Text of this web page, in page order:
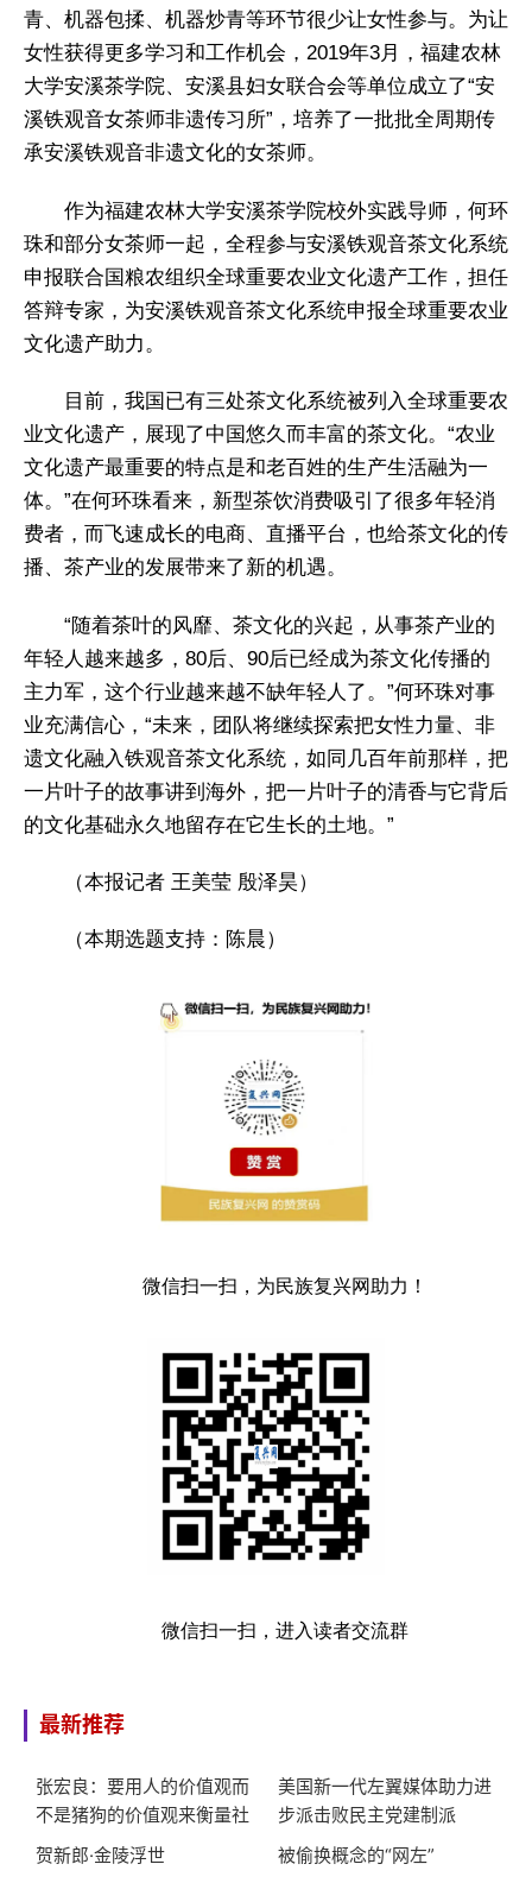
青、机器包揉、机器炒青等环节很少让女性参与。为让
女性获得更多学习和工作机会，2019年3月，福建农林
大学安溪茶学院、安溪县妇女联合会等单位成立了“安
溪铁观音女茶师非遗传习所”，培养了一批批全周期传
承安溪铁观音非遗文化的女茶师。
作为福建农林大学安溪茶学院校外实践导师，何环
珠和部分女茶师一起，全程参与安溪铁观音茶文化系统
申报联合国粮农组织全球重要农业文化遗产工作，担任
答辩专家，为安溪铁观音茶文化系统申报全球重要农业
文化遗产助力。
目前，我国已有三处茶文化系统被列入全球重要农
业文化遗产，展现了中国悠久而丰富的茶文化。“农业
文化遗产最重要的特点是和老百姓的生产生活融为一
体。”在何环珠看来，新型茶饮消费吸引了很多年轻消
费者，而飞速成长的电商、直播平台，也给茶文化的传
播、茶产业的发展带来了新的机遇。
“随着茶叶的风靡、茶文化的兴起，从事茶产业的
年轻人越来越多，80后、90后已经成为茶文化传播的
主力军，这个行业越来越不缺年轻人了。”何环珠对事
业充满信心，“未来，团队将继续探索把女性力量、非
遗文化融入铁观音茶文化系统，如同几百年前那样，把
一片叶子的故事讲到海外，把一片叶子的清香与它背后
的文化基础永久地留存在它生长的土地。”
（本报记者 王美莹 殷泽昊）
（本期选题支持：陈晨）
微信扫一扫，为民族复兴网助力！
微信扫一扫，进入读者交流群
最新推荐
张宏良：要用人的价值观而
不是猪狗的价值观来衡量社
会
美国新一代左翼媒体助力进
步派击败民主党建制派
贺新郎·金陵浮世
被偷换概念的“网左”